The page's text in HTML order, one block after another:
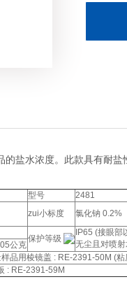
盐水浓度。此款具有耐盐
型号
2481
zui小标度
氯化钠 0.2%
保护等级
IP65 (接眼部
无尘且对喷
公克
样品用棱镜盖 : RE-2391-50M (
: RE-2391-59M